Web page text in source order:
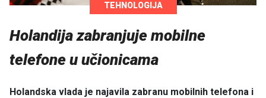
TEHNOLOGIJA
Holandija zabranjuje mobilne
telefone u učionicama
Holandska vlada je najavila zabranu mobilnih telefona i